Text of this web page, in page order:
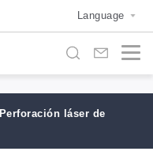
Language
Perforación láser de